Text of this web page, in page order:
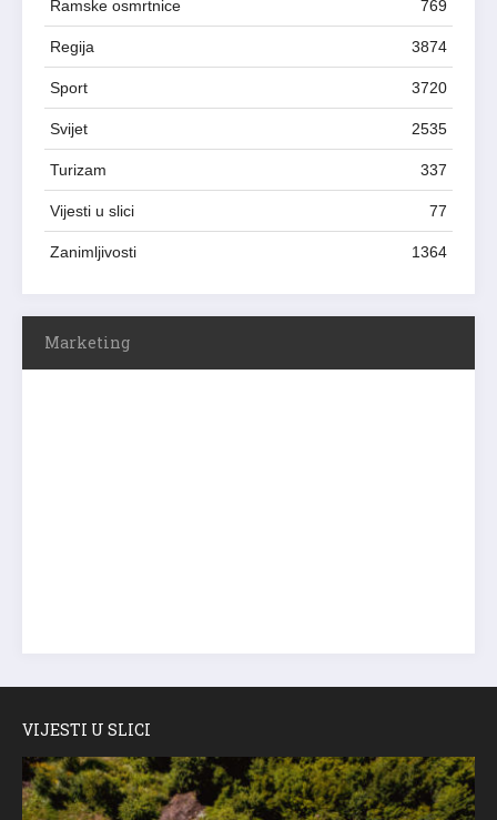
Ramske osmrtnice 769
Regija 3874
Sport 3720
Svijet 2535
Turizam 337
Vijesti u slici 77
Zanimljivosti 1364
Marketing
VIJESTI U SLICI